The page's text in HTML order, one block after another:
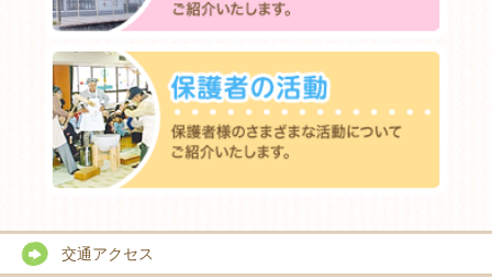
交通アクセス